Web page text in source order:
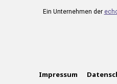
Ein Unternehmen der
Impressum